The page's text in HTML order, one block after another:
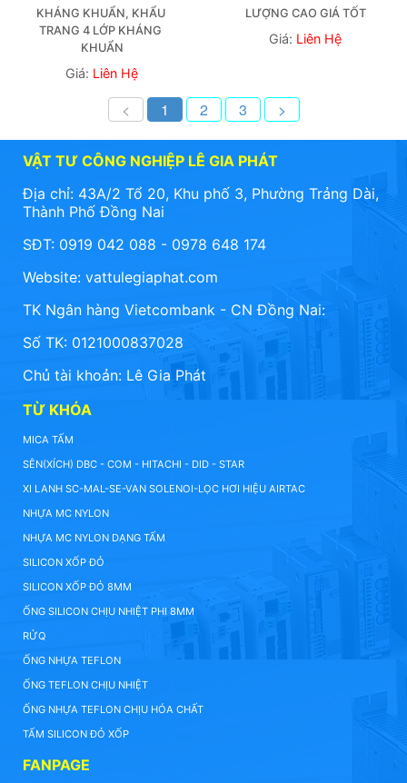
KHÁNG KHUẨN, KHẨU
TRANG 4 LỚP KHÁNG
KHUẨN
Giá: Liên Hệ
LƯỢNG CAO GIÁ TỐT
Giá: Liên Hệ
< 1 2 3 >
VẬT TƯ CÔNG NGHIỆP LÊ GIA PHÁT
Địa chỉ: 43A/2 Tổ 20, Khu phố 3, Phường Trảng Dài,
Thành Phố Đồng Nai
SĐT: 0919 042 088 - 0978 648 174
Website: vattulegiaphat.com
TK Ngân hàng Vietcombank - CN Đồng Nai:
Số TK: 0121000837028
Chủ tài khoản: Lê Gia Phát
TỪ KHÓA
MICA TẤM
SÊN(XÍCH) DBC - COM - HITACHI - DID - STAR
XI LANH SC-MAL-SE-VAN SOLENOI-LỌC HƠI HIỆU AIRTAC
NHỰA MC NYLON
NHỰA MC NYLON DẠNG TẤM
SILICON XỐP ĐỎ
SILICON XỐP ĐỎ 8MM
ỐNG SILICON CHỊU NHIỆT PHI 8MM
RỬQ
ỐNG NHỰA TEFLON
ỐNG TEFLON CHỊU NHIỆT
ỐNG NHỰA TEFLON CHỊU HÓA CHẤT
TẤM SILICON ĐỎ XỐP
FANPAGE